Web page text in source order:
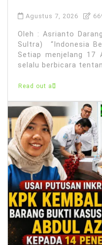
Agustus 7, 2026
Oleh : Asrianto
Sultra) “Indonesia
Setiap menjelang 17
selalu berbicara
Read out all